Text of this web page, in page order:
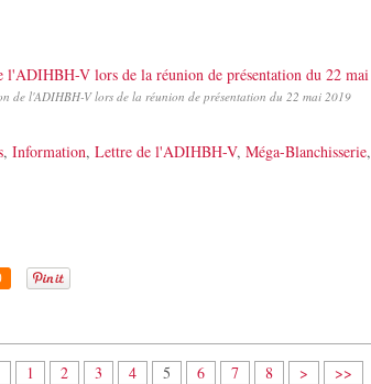
de l'ADIHBH-V lors de la réunion de présentation du 22 mai 2019
, Information, Lettre de l'ADIHBH-V, Méga-Blanchisserie,
1 2 3 4 5 6 7 8 > >>